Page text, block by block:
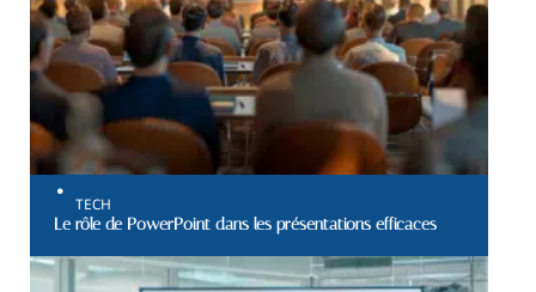
TECH
Le rôle de PowerPoint dans les présentations efficaces